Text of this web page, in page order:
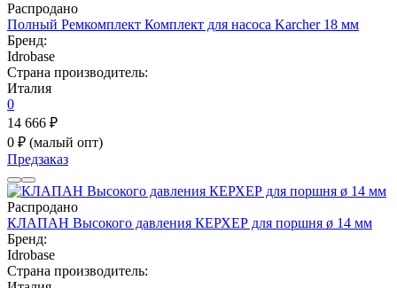
Распродано
Полный Ремкомплект Комплект для насоса Karcher 18 мм
Бренд:
Idrobase
Страна производитель:
Италия
0
14 666 ₽
0 ₽ (малый опт)
Предзаказ
Распродано
КЛАПАН Высокого давления КЕРХЕР для поршня ø 14 мм
Бренд:
Idrobase
Страна производитель: